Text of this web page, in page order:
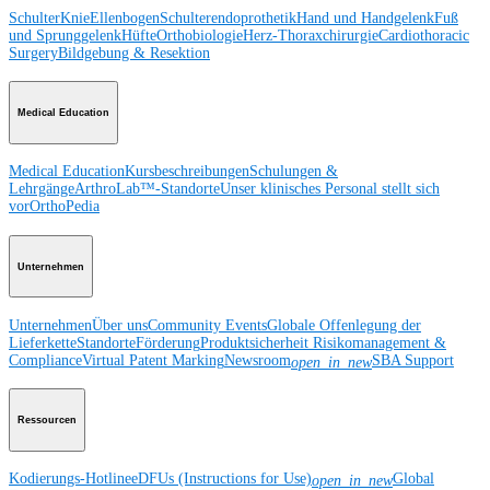
SchulterKnieEllenbogenSchulterendoprothetikHand und HandgelenkFuß
und SprunggelenkHüfteOrthobiologieHerz-ThoraxchirurgieCardiothoracic
SurgeryBildgebung & Resektion
Medical Education
Medical EducationKursbeschreibungenSchulungen &
LehrgängeArthroLab™-StandorteUnser klinisches Personal stellt sich
vorOrthoPedia
Unternehmen
UnternehmenÜber unsCommunity EventsGlobale Offenlegung der
LieferketteStandorteFörderungProduktsicherheit Risikomanagement &
ComplianceVirtual Patent MarkingNewsroomopen_in_newSBA Support
Ressourcen
Kodierungs-HotlineeDFUs (Instructions for Use)open_in_newGlobal